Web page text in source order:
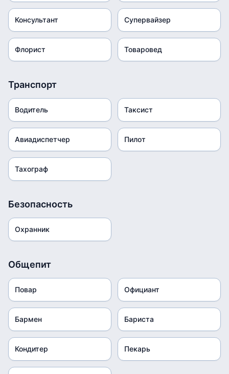
Консультант Супервайзер
Флорист Товаровед
Транспорт
Водитель Таксист
Авиадиспетчер Пилот
Тахограф
Безопасность
Охранник
Общепит
Повар Официант
Бармен Бариста
Кондитер Пекарь